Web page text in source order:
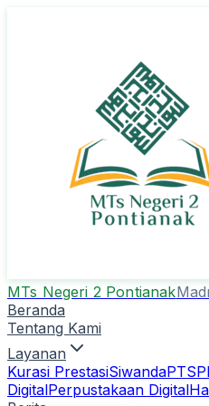
MTs Negeri 2 Pontianak
Beranda
Tentang Kami
Layanan
Kurasi PrestasiSiwandaPTSP
DigitalPerpustakaan Digital